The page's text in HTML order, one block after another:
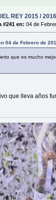
REY 2015 / 2016
#241 en: 04 de
04 de Febrero de
que es mucho
que lleva años